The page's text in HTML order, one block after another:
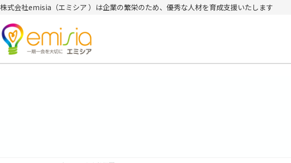
コ
テ
ン
へ
ナ
ゲ
ー
ョ
株式会社emisia（エミシア ）は企業の繁栄のため、優秀な人材を育成支援いたします